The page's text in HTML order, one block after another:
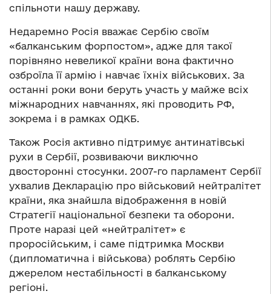
спільноти нашу державу.
Недаремно Росія вважає Сербію своїм
«балканським форпостом», адже для такої
порівняно невеликої країни вона фактично
озброїла її армію і навчає їхніх військових. За
останні роки вони беруть участь у майже всіх
міжнародних навчаннях, які проводить РФ,
зокрема і в рамках ОДКБ.
Також Росія активно підтримує антинатівські
рухи в Сербії, розвиваючи виключно
двосторонні стосунки. 2007-го парламент Сербії
ухвалив Декларацію про військовий нейтралітет
країни, яка знайшла відображення в новій
Стратегії національної безпеки та оборони.
Проте наразі цей «нейтралітет» є
проросійським, і саме підтримка Москви
(дипломатична і військова) роблять Сербію
джерелом нестабільності в балканському
регіоні.